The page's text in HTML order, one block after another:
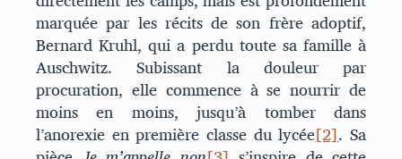
marquée par les récits de son frère adoptif,
Bernard Kruhl, qui a perdu toute sa famille à
Auschwitz. Subissant la douleur par
procuration, elle commence à se nourrir de
moins en moins, jusqu’à tomber dans
l’anorexie en première classe du lycée[2]. Sa